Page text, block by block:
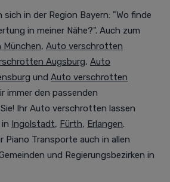
sich in der Region Bayern: "Wo finde
in meiner Nähe?". Auch zum
, Auto verschrotten
Augsburg, Auto
und Auto verschrotten
immer den passenden
Ihr Auto verschrotten lassen
Ingolstadt, Fürth, Erlangen.
Piano Transporte auch in allen
und Regierungsbezirken in